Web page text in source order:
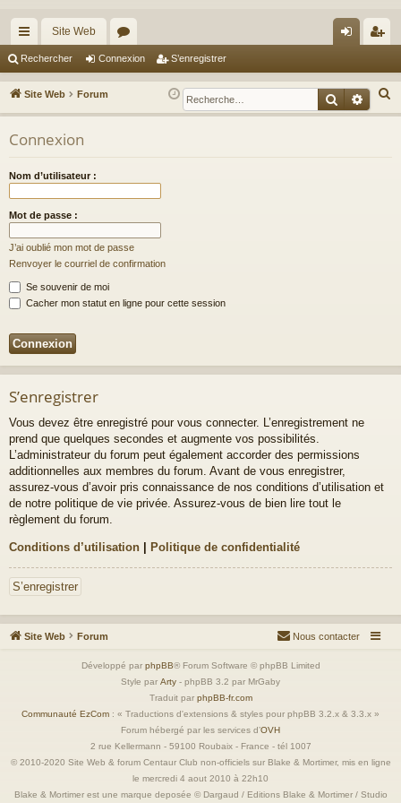
cc
ès
ra
pi
Site Web
or
u
m
ne
xi
nr
eg
Rechercher Connexion S’enregistrer
Site Web Forum
e
Connexion
Nom d’utilisateur :
Mot de passe :
J’ai oublié mon mot de passe
Renvoyer le courriel de confirmation
Se souvenir de moi
Cacher mon statut en ligne pour cette session
S’enregistrer
Vous devez être enregistré pour vous connecter. L’enregistrement ne
prend que quelques secondes et augmente vos possibilités.
L’administrateur du forum peut également accorder des permissions
additionnelles aux membres du forum. Avant de vous enregistrer,
assurez-vous d’avoir pris connaissance de nos conditions d’utilisation et
de notre politique de vie privée. Assurez-vous de bien lire tout le
règlement du forum.
Conditions d’utilisation | Politique de confidentialité
S’enregistrer
Site Web Forum Nous contacter
Développé par phpBB® Forum Software © phpBB Limited
Style par Arty - phpBB 3.2 par MrGaby
Traduit par phpBB-fr.com
Communauté EzCom : « Traductions d'extensions & styles pour phpBB 3.2.x & 3.3.x »
Forum hébergé par les services d’OVH
2 rue Kellermann - 59100 Roubaix - France - tél 1007
© 2010-2020 Site Web & forum Centaur Club non-officiels sur Blake & Mortimer, mis en ligne
le mercredi 4 aout 2010 à 22h10
Blake & Mortimer est une marque deposée © Dargaud / Editions Blake & Mortimer / Studio